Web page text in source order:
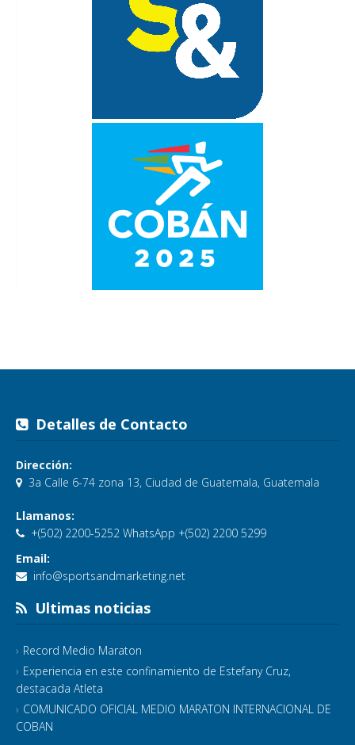
Detalles de Contacto
Dirección:
3a Calle 6-74 zona 13, Ciudad de Guatemala, Guatemala
Llamanos:
+(502) 2200-5252 WhatsApp +(502) 2200 5299
Email:
info@sportsandmarketing.net
Ultimas noticias
Record Medio Maraton
Experiencia en este confinamiento de Estefany Cruz,
destacada Atleta
COMUNICADO OFICIAL MEDIO MARATON INTERNACIONAL DE
COBAN